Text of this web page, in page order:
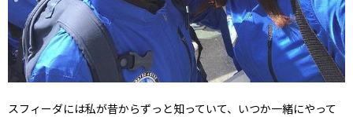
スフィーダには私が昔からずっと知っていて、いつか一緒にやって